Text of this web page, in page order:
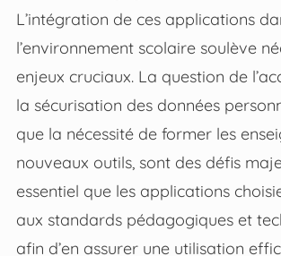
L’intégration de ces applications
l’environnement scolaire soulève
enjeux cruciaux. La question de
la sécurisation des données
que la nécessité de former les
nouveaux outils, sont des défis
essentiel que les applications
aux standards pédagogiques et
afin d’en assurer une utilisation